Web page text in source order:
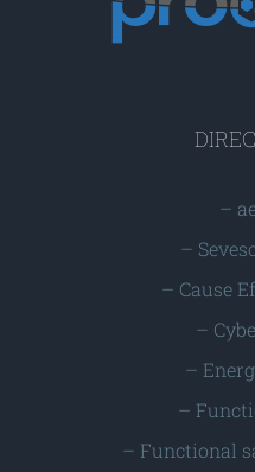
–
–
– Cause
–
–
–
– Functional